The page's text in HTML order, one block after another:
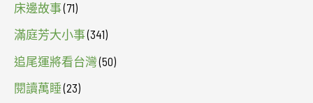
床邊故事(71)
滿庭芳大小事(341)
追尾運將看台灣(50)
閱讀萬睡(23)